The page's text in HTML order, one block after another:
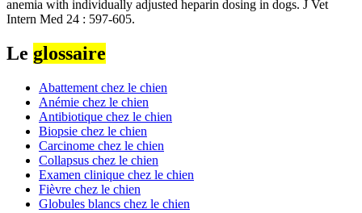
anemia with individually adjusted heparin dosing in dogs. J Vet
Intern Med 24 : 597-605.
Le glossaire
Abattement chez le chien
Anémie chez le chien
Antibiotique chez le chien
Biopsie chez le chien
Carcinome chez le chien
Collapsus chez le chien
Examen clinique chez le chien
Fièvre chez le chien
Globules blancs chez le chien